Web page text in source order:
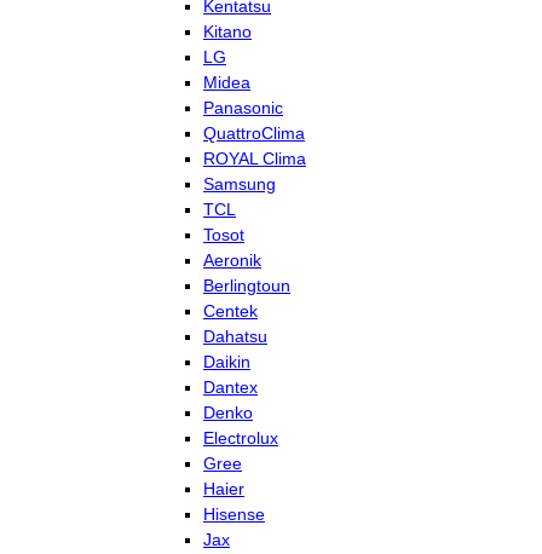
Kentatsu
Kitano
LG
Midea
Panasonic
QuattroClima
ROYAL Clima
Samsung
TCL
Tosot
Aeronik
Berlingtoun
Centek
Dahatsu
Daikin
Dantex
Denko
Electrolux
Gree
Haier
Hisense
Jax